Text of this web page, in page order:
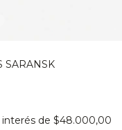
SARANSK
de $48.000,00